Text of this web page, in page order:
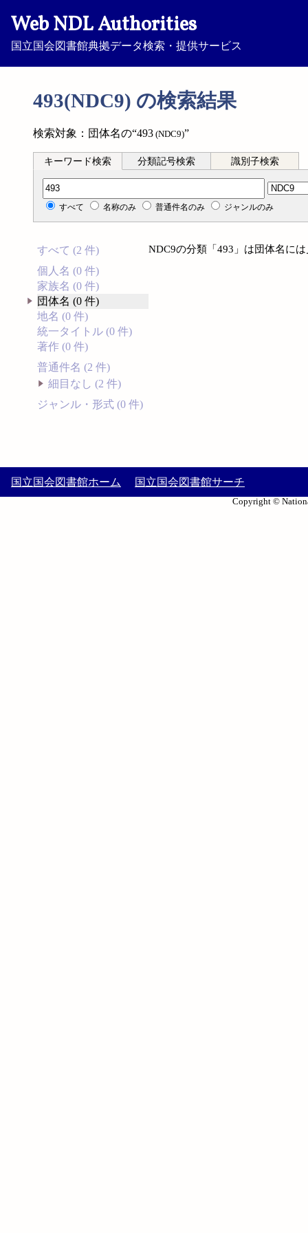
Web NDL Authorities
国立国会図書館典拠データ検索・提供サービス
493(NDC9) の検索結果
検索対象：団体名の“493 (NDC9)”
キーワード検索 分類記号検索 識別子検索
分類記号検索
すべて 名称のみ 普通件名のみ ジャンルのみ
すべて (2 件)
個人名 (0 件)
家族名 (0 件)
団体名 (0 件)
地名 (0 件)
統一タイトル (0 件)
著作 (0 件)
普通件名 (2 件)
細目なし (2 件)
ジャンル・形式 (0 件)
NDC9の分類「493」は団体名に
国立国会図書館ホーム 国立国会図書館サーチ
Copyright ©